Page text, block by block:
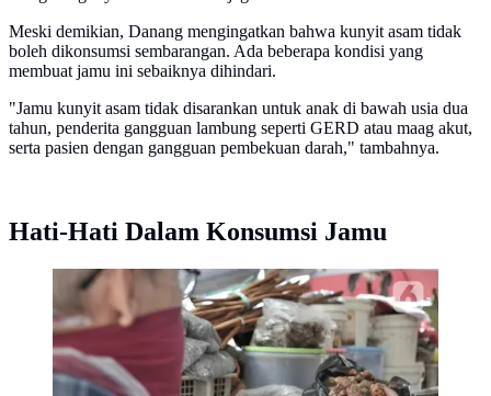
Meski demikian, Danang mengingatkan bahwa kunyit asam tidak
boleh dikonsumsi sembarangan. Ada beberapa kondisi yang
membuat jamu ini sebaiknya dihindari.
"Jamu kunyit asam tidak disarankan untuk anak di bawah usia dua
tahun, penderita gangguan lambung seperti GERD atau maag akut,
serta pasien dengan gangguan pembekuan darah," tambahnya.
Hati-Hati Dalam Konsumsi Jamu
Jamu untuk anak tak boleh sembarangan, dokter
ungkap pilihan herbal yang aman dan manfaat
tersembunyinya. (merdeka.com/Iqbal S. Nugroho)